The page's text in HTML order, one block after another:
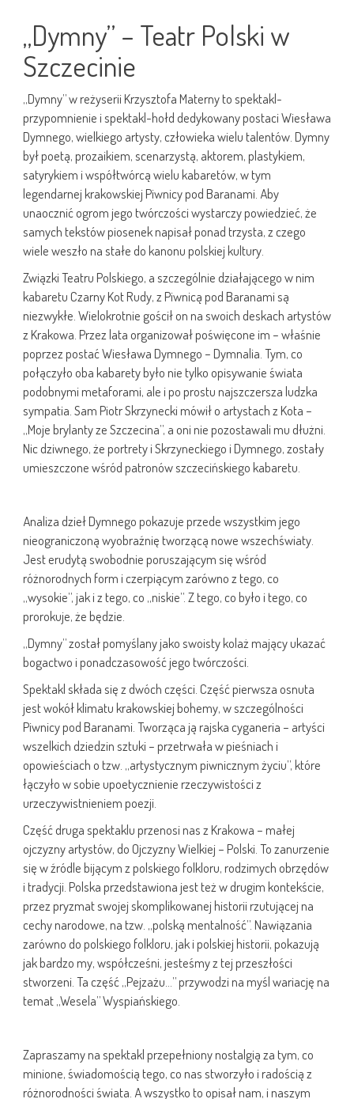
„Dymny” – Teatr Polski w
Szczecinie
„Dymny” w reżyserii Krzysztofa Materny to spektakl-
przypomnienie i spektakl-hołd dedykowany postaci Wiesława
Dymnego, wielkiego artysty, człowieka wielu talentów. Dymny
był poetą, prozaikiem, scenarzystą, aktorem, plastykiem,
satyrykiem i współtwórcą wielu kabaretów, w tym
legendarnej krakowskiej Piwnicy pod Baranami. Aby
unaocznić ogrom jego twórczości wystarczy powiedzieć, że
samych tekstów piosenek napisał ponad trzysta, z czego
wiele weszło na stałe do kanonu polskiej kultury.
Związki Teatru Polskiego, a szczególnie działającego w nim
kabaretu Czarny Kot Rudy, z Piwnicą pod Baranami są
niezwykłe. Wielokrotnie gościł on na swoich deskach artystów
z Krakowa. Przez lata organizował poświęcone im – właśnie
poprzez postać Wiesława Dymnego – Dymnalia. Tym, co
połączyło oba kabarety było nie tylko opisywanie świata
podobnymi metaforami, ale i po prostu najszczersza ludzka
sympatia. Sam Piotr Skrzynecki mówił o artystach z Kota –
„Moje brylanty ze Szczecina”, a oni nie pozostawali mu dłużni.
Nic dziwnego, że portrety i Skrzyneckiego i Dymnego, zostały
umieszczone wśród patronów szczecińskiego kabaretu.
Analiza dzieł Dymnego pokazuje przede wszystkim jego
nieograniczoną wyobraźnię tworzącą nowe wszechświaty.
Jest erudytą swobodnie poruszającym się wśród
różnorodnych form i czerpiącym zarówno z tego, co
„wysokie”, jak i z tego, co „niskie”. Z tego, co było i tego, co
prorokuje, że będzie.
„Dymny” został pomyślany jako swoisty kolaż mający ukazać
bogactwo i ponadczasowość jego twórczości.
Spektakl składa się z dwóch części. Część pierwsza osnuta
jest wokół klimatu krakowskiej bohemy, w szczególności
Piwnicy pod Baranami. Tworząca ją rajska cyganeria – artyści
wszelkich dziedzin sztuki – przetrwała w pieśniach i
opowieściach o tzw. „artystycznym piwnicznym życiu”, które
łączyło w sobie upoetycznienie rzeczywistości z
urzeczywistnieniem poezji.
Część druga spektaklu przenosi nas z Krakowa – małej
ojczyzny artystów, do Ojczyzny Wielkiej – Polski. To zanurzenie
się w źródle bijącym z polskiego folkloru, rodzimych obrzędów
i tradycji. Polska przedstawiona jest też w drugim kontekście,
przez pryzmat swojej skomplikowanej historii rzutującej na
cechy narodowe, na tzw. „polską mentalność”. Nawiązania
zarówno do polskiego folkloru, jak i polskiej historii, pokazują
jak bardzo my, współcześni, jesteśmy z tej przeszłości
stworzeni. Ta część „Pejzażu…” przywodzi na myśl wariację na
temat „Wesela” Wyspiańskiego.
Zapraszamy na spektakl przepełniony nostalgią za tym, co
minione, świadomością tego, co nas stworzyło i radością z
różnorodności świata. A wszystko to opisał nam, i naszym